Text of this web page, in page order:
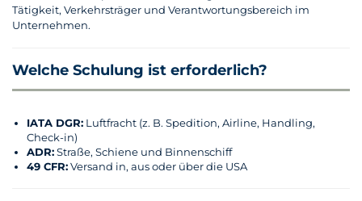
Tätigkeit, Verkehrsträger und Verantwortungsbereich im
Unternehmen.
Welche Schulung ist erforderlich?
IATA DGR: Luftfracht (z. B. Spedition, Airline, Handling,
Check-in)
ADR:Straße, Schiene und Binnenschiff
49 CFR:Versand in, aus oder über die USA